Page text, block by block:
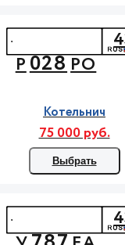
Р028РО
Котельнич
75 000 руб.
Выбрать